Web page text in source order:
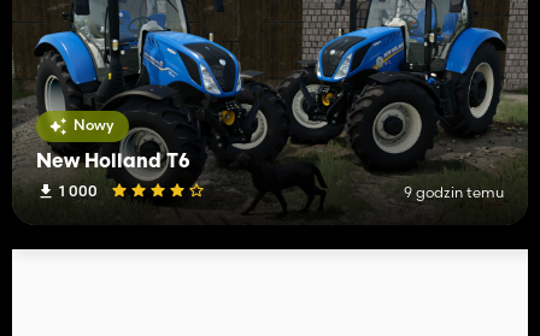
Nowy
New Holland T6
1 000 9 godzin temu